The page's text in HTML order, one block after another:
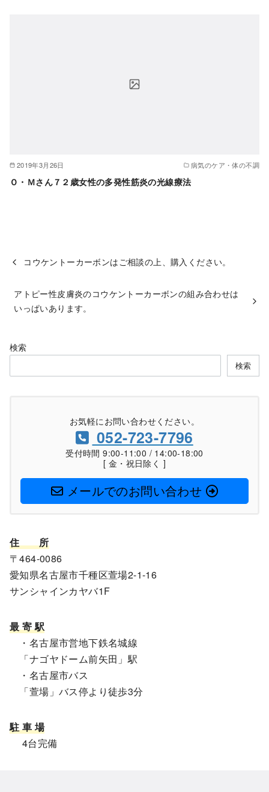
2019年3月26日 病気のケア・体の不調
Ｏ・Ｍさん７２歳女性の多発性筋炎の光線療法
コウケントーカーボンはご相談の上、購入ください。
アトピー性皮膚炎のコウケントーカーボンの組み合わせは
いっぱいあります。
検索
検索
お気軽にお問い合わせください。
052-723-7796
受付時間 9:00-11:00 / 14:00-18:00
[ 金・祝日除く ]
メールでのお問い合わせ
住
所
〒464-0086
愛知県名古屋市千種区萱場2-1-16
サンシャインカヤバ1F
最 寄 駅
・名古屋市営地下鉄名城線
「ナゴヤドーム前矢田」駅
・名古屋市バス
「萱場」バス停より徒歩3分
駐 車 場
4台完備